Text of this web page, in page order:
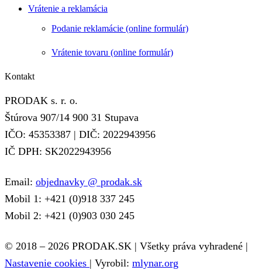
Vrátenie a reklamácia
Podanie reklamácie (online formulár)
Vrátenie tovaru (online formulár)
Kontakt
PRODAK s. r. o.
Štúrova 907/14 900 31 Stupava
IČO: 45353387 | DIČ: 2022943956
IČ DPH: SK2022943956
Email: objednavky @ prodak.sk
Mobil 1: +421 (0)918 337 245
Mobil 2: +421 (0)903 030 245
© 2018 – 2026 PRODAK.SK | Všetky práva vyhradené |
Nastavenie cookies | Vyrobil: mlynar.org